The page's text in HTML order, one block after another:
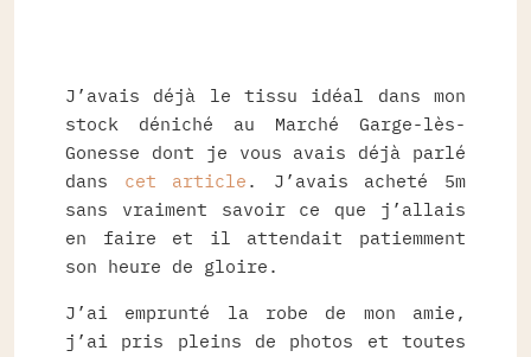
J’avais déjà le tissu idéal dans mon
stock déniché au Marché Garge-lès-
Gonesse dont je vous avais déjà parlé
dans cet article . J’avais acheté 5m
sans vraiment savoir ce que j’allais
en faire et il attendait patiemment
son heure de gloire.
J’ai emprunté la robe de mon amie,
j’ai pris pleins de photos et toutes